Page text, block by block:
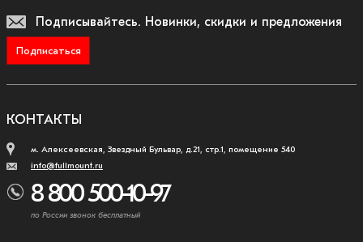
Подписывайтесь. Новинки, скидки и предложения
Подписаться
КОНТАКТЫ
м. Алексеевская, Звездный Бульвар, д.21, стр.1, помещение 540
info@fullmount.ru
8 800 500-10-97
по России звонок бесплатный